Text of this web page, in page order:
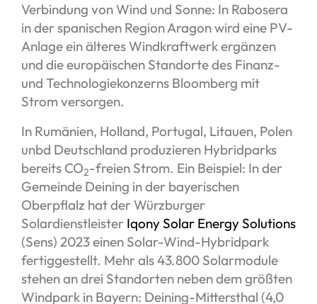
Verbindung von Wind und Sonne: In Rabosera
in der spanischen Region Aragon wird eine PV-
Anlage ein älteres Windkraftwerk ergänzen
und die europäischen Standorte des Finanz-
und Technologiekonzerns Bloomberg mit
Strom versorgen.
In Rumänien, Holland, Portugal, Litauen, Polen
unbd Deutschland produzieren Hybridparks
bereits CO2-freien Strom. Ein Beispiel: In der
Gemeinde Deining in der bayerischen
Oberpflalz hat der Würzburger
Solardienstleister Iqony Solar Energy Solutions
(Sens) 2023 einen Solar-Wind-Hybridpark
fertiggestellt. Mehr als 43.800 Solarmodule
stehen an drei Standorten neben dem größten
Windpark in Bayern: Deining-Mittersthal (4,0